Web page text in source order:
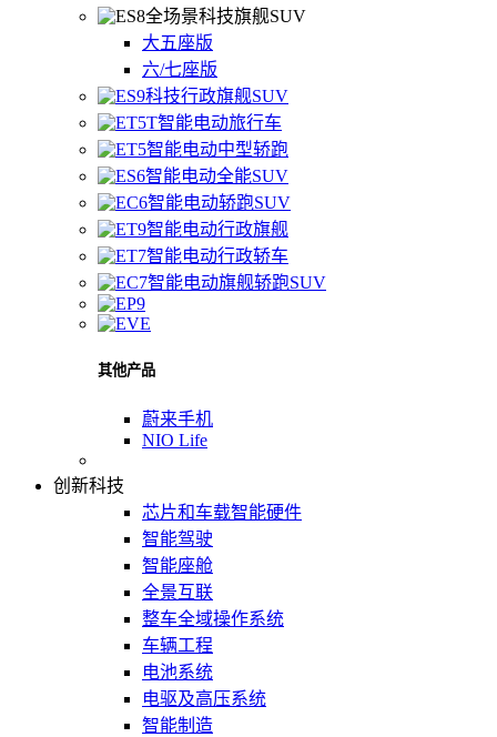
全场景科技旗舰SUV
大五座版
六/七座版
科技行政旗舰SUV
智能电动旅行车
智能电动中型轿跑
智能电动全能SUV
智能电动轿跑SUV
智能电动行政旗舰
智能电动行政轿车
智能电动旗舰轿跑SUV
其他产品
蔚来手机
NIO Life
创新科技
芯片和车载智能硬件
智能驾驶
智能座舱
全景互联
整车全域操作系统
车辆工程
电池系统
电驱及高压系统
智能制造